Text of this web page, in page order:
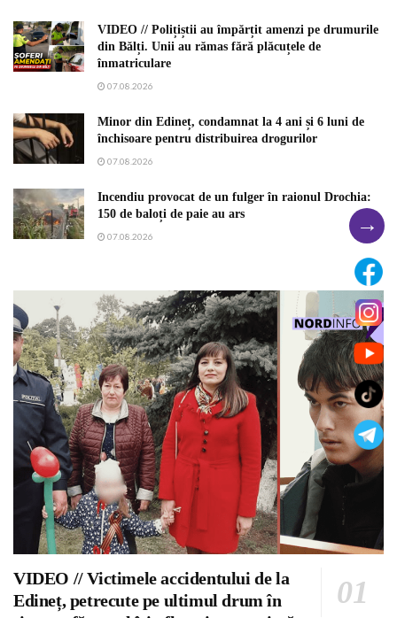
VIDEO // Polițiștii au împărțit amenzi pe drumurile
din Bălți. Unii au rămas fără plăcuțele de
înmatriculare
07.08.2026
Minor din Edineț, condamnat la 4 ani și 6 luni de
închisoare pentru distribuirea drogurilor
07.08.2026
Incendiu provocat de un fulger în raionul Drochia:
150 de baloți de paie au ars
07.08.2026
VIDEO // Victimele accidentului de la
Edineț, petrecute pe ultimul drum în
→